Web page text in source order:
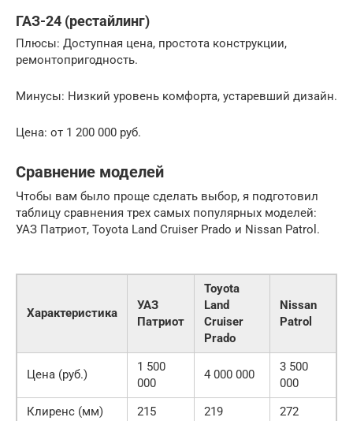
ГАЗ-24 (рестайлинг)
Плюсы: Доступная цена, простота конструкции,
ремонтопригодность.
Минусы: Низкий уровень комфорта, устаревший дизайн.
Цена: от 1 200 000 руб.
Сравнение моделей
Чтобы вам было проще сделать выбор, я подготовил
таблицу сравнения трех самых популярных моделей:
УАЗ Патриот, Toyota Land Cruiser Prado и Nissan Patrol.
Характеристика
УАЗ
Патриот
Toyota
Land
Cruiser
Prado
Nissan
Patrol
Цена (руб.)
1 500
000
4 000 000
3 500
000
Клиренс (мм)
215 219 272